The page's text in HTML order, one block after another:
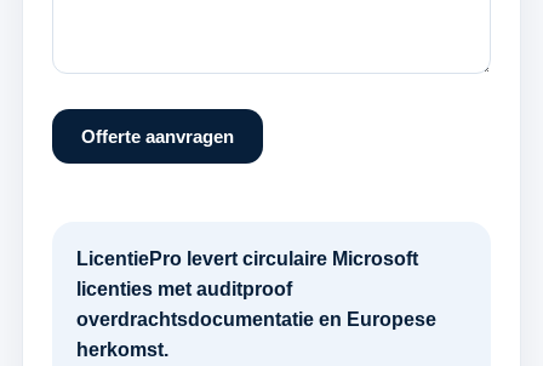
Offerte aanvragen
LicentiePro levert circulaire Microsoft
licenties met auditproof
overdrachtsdocumentatie en Europese
herkomst.